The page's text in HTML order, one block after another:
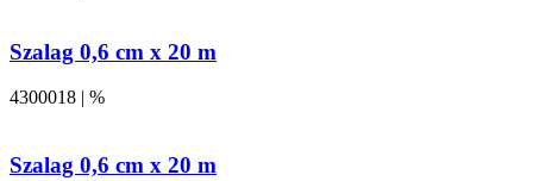
Szalag 0,6 cm x 20 m
4300018 | %
Szalag 0,6 cm x 20 m